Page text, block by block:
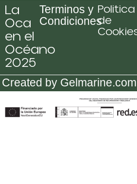
La
Oca
en el
Océano
2025
Terminos y
Condiciones
Politica
de
Created by Gelmarine.com